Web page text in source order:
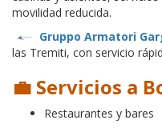
movilidad reducida.
Gruppo Armatori
las Tremiti, con servicio
💼 Servicios a
Restaurantes y bares